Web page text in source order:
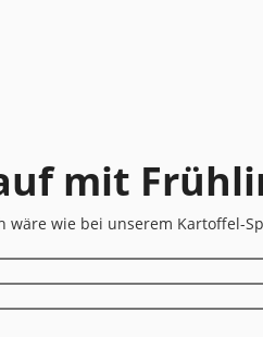
mit
wie bei unserem Kartoffel-